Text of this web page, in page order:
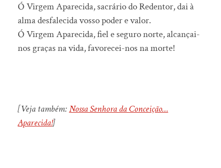
Ó Virgem Aparecida, sacrário do Redentor, dai à
alma desfalecida vosso poder e valor.
Ó Virgem Aparecida, fiel e seguro norte, alcançai-
nos graças na vida, favorecei-nos na morte!
[Veja também:Nossa Senhora da Conceição…
Aparecida!]